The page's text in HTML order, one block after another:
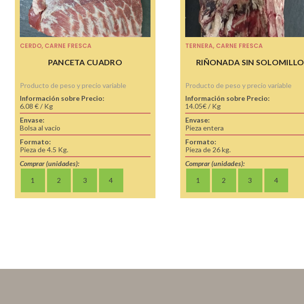
CERDO, CARNE FRESCA
PANCETA CUADRO
Producto de peso y precio variable
Información sobre Precio:
6.08 € / Kg
Envase:
Bolsa al vacio
Formato:
Pieza de 4.5 Kg.
Comprar (unidades):
1
2 3 4
TERNERA, CARNE FRESCA
RIÑONADA SIN SOLOMILLO
Producto de peso y precio variable
Información sobre Precio:
14.05€ / Kg
Envase:
Pieza entera
Formato:
Pieza de 26 kg.
Comprar (unidades):
1
2 3 4